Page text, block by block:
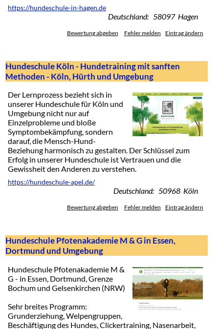
https://hundeschule-in-hagen.de
Deutschland: 58097 Hagen
Bewertung abgeben Fehler melden Eintrag ändern
Hundeschule Köln - Hundetraining mit sanften
Methoden - Köln, Hürth und Umgebung
Der Lernprozess bezieht sich in
unserer Hundeschule für Köln und
Umgebung nicht nur auf
Einzelprobleme und bloße
Symptombekämpfung, sondern
darauf, die Mensch-Hund-
Beziehung harmonisch zu gestalten. Der Schlüssel zum
Erfolg in unserer Hundeschule ist Vertrauen und die
Gewissheit den Anderen zu verstehen.
https://hundeschule-apel.de/
Deutschland: 50968 Köln
Bewertung abgeben Fehler melden Eintrag ändern
Hundeschule Pfotenakademie M & G in Essen,
Dortmund und Umgebung
Hundeschule Pfotenakademie M &
G - in Essen, Dortmund, Grenze
Bochum und Gelsenkirchen (NRW)
Sehr breites Programm:
Grunderziehung, Welpengruppen,
Beschäftigung des Hundes, Clickertraining, Nasenarbeit,